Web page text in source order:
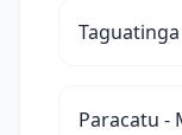
Paracatu -